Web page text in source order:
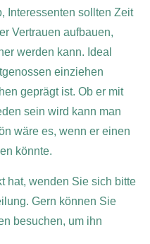
Interessenten sollten Zeit
Vertrauen aufbauen,
werden kann. Ideal
einziehen
geprägt ist. Ob er mit
sein wird kann man
wäre es, wenn er einen
könnte.
hat, wenden Sie sich bitte
Gern können Sie
besuchen, um ihn